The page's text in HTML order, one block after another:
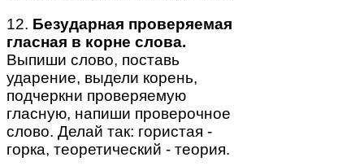
12. Безударная проверяемая
гласная в корне слова.
Выпиши слово, поставь
ударение, выдели корень,
подчеркни проверяемую
гласную, напиши проверочное
слово. Делай так: гористая -
горка, теоретический - теория.